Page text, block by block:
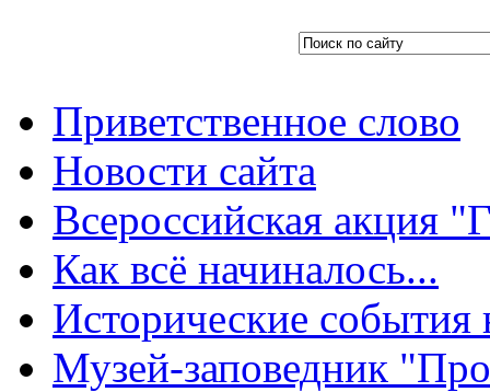
Приветственное слово
Новости сайта
Всероссийская акция
Как всё начиналось...
Исторические
Музей-заповедник